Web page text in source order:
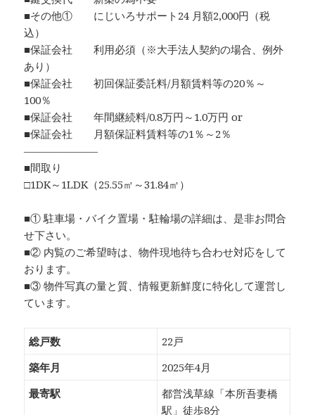
■その他① にじいろサポート24 月額2,000円（税
込）
■保証会社 利用必須（※大手法人契約の場合、例外
あり）
■保証会社 初回保証委託料/月額賃料等の20％～
100％
■保証会社 年間継続料/0.8万円～1.0万円 or
■保証会社 月額保証料賃料等の1％～2％
―――――――
■間取り
□1DK～1LDK（25.55㎡～31.84㎡）
■① 駐車場・バイク置場・駐輪場の詳細は、是非お問合
せ下さい。
■② 内覧のご希望時は、物件現地待ち合わせ対応をして
おります。
■③ 物件写真の量と質、情報更新鮮度に特化して運営し
ています。
総戸数
22戸
築年月
2025年4月
最寄駅
都営浅草線「本所吾妻橋
駅」徒歩8分